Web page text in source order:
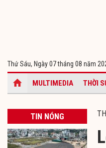
Thứ Sáu, Ngày 07 tháng 08 năm
MULTIMEDIA THỜI
TIN NÓNG